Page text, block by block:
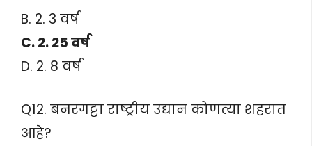
B. 2. 3 वर्ष
C. 2. 25 वर्ष
D. 2. 8 वर्ष
Q12. बनरगट्टा राष्ट्रीय उद्यान कोणत्या शहरात
आहे?